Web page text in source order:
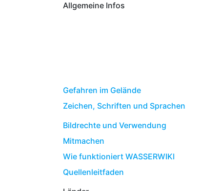
Allgemeine Infos
Gefahren im Gelände
Zeichen, Schriften und Sprachen
Bildrechte und Verwendung
Mitmachen
Wie funktioniert WASSERWIKI
Quellenleitfaden